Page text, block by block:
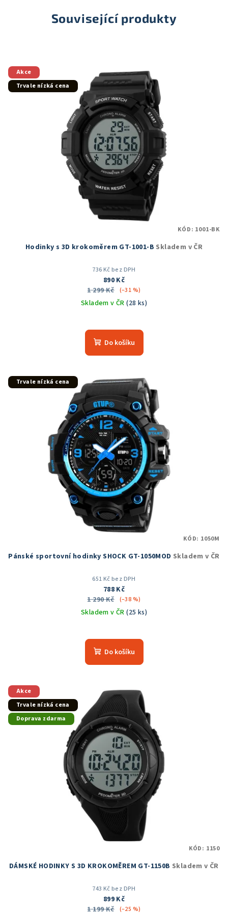
Související produkty
Akce
Trvale nízká cena
Hodinky s 3D krokoměrem GT-1001-B Skladem v ČR
736 Kč bez DPH
890 Kč
1 299 Kč
(–31 %)
Skladem v ČR(28 ks)
hodnocení
produktu
5
hvězdiček.
Do košíku
KÓD: 1001-BK
Trvale nízká cena
Pánské sportovní hodinky SHOCK GT-1050MOD Skladem v ČR
651 Kč bez DPH
788 Kč
1 290 Kč
(–38 %)
Skladem v ČR(25 ks)
hodnocení
produktu
5
hvězdiček.
Do košíku
KÓD: 1050M
Akce
Trvale nízká cena
Doprava zdarma
DÁMSKÉ HODINKY S 3D KROKOMĚREM GT-1150B Skladem v ČR
743 Kč bez DPH
899 Kč
1 199 Kč
(–25 %)
KÓD: 1150